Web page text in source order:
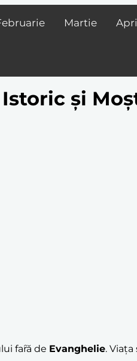
Martie
și
faȓă de Evanghelie.